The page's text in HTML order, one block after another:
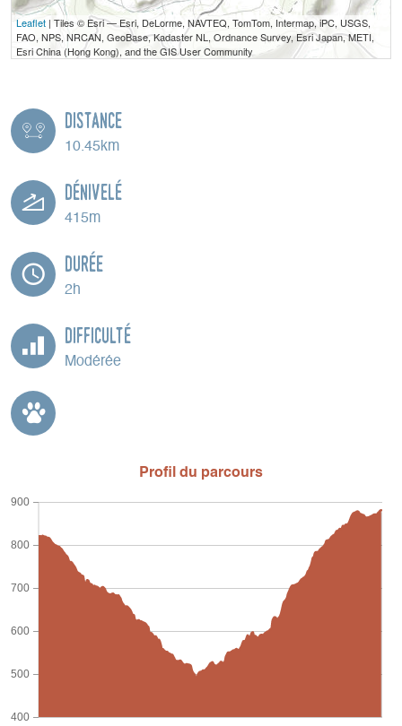
Leaflet | Tiles © Esri — Esri, DeLorme, NAVTEQ, TomTom, Intermap, iPC, USGS,
FAO, NPS, NRCAN, GeoBase, Kadaster NL, Ordnance Survey, Esri Japan, METI,
Esri China (Hong Kong), and the GIS User Community
Distance
10.45km
Dénivelé
415m
Durée
2h
Difficulté
Modérée
Profil du parcours
400
500
600
700
800
900